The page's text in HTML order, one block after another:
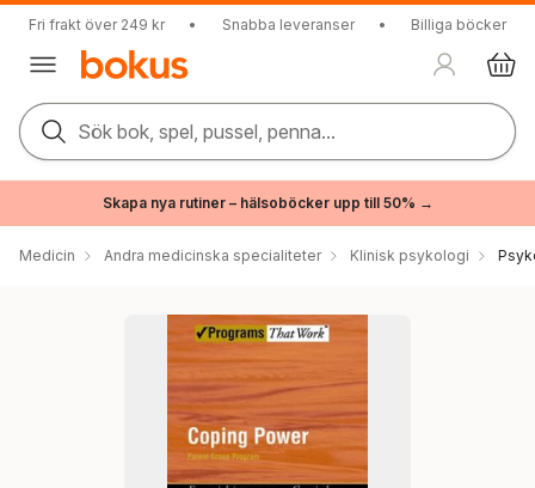
Fri frakt över 249 kr • Snabba leveranser • Billiga böcker
Sök bok, spel, pussel, penna...
Skapa nya rutiner – hälsoböcker upp till 50% →
Medicin Andra medicinska specialiteter Klinisk psykologi